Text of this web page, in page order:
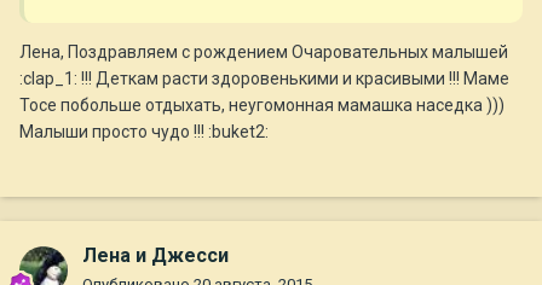
Лена, Поздравляем с рождением Очаровательных малышей
:clap_1: !!! Деткам расти здоровенькими и красивыми !!! Маме
Тосе побольше отдыхать, неугомонная мамашка наседка )))
Малыши просто чудо !!! :buket2:
Лена и Джесси